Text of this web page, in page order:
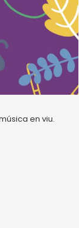
en viu.